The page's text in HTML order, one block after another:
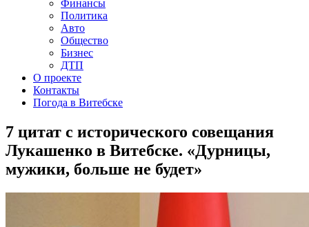
Финансы
Политика
Авто
Общество
Бизнес
ДТП
О проекте
Контакты
Погода в Витебске
7 цитат с исторического совещания
Лукашенко в Витебске. «Дурницы,
мужики, больше не будет»